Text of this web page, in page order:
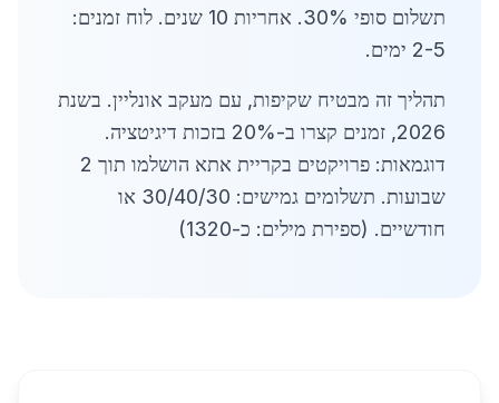
תשלום סופי 30%. אחריות 10 שנים. לוח זמנים:
2-5 ימים.
תהליך זה מבטיח שקיפות, עם מעקב אונליין. בשנת
2026, זמנים קצרו ב-20% בזכות דיגיטציה.
דוגמאות: פרויקטים בקריית אתא הושלמו תוך 2
שבועות. תשלומים גמישים: 30/40/30 או
חודשיים. (ספירת מילים: כ-1320)